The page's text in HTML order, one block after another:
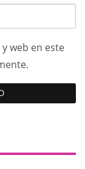
web en este